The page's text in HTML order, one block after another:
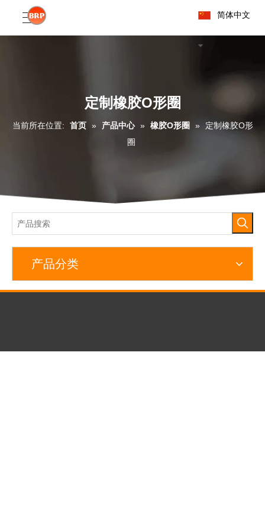
简体中文
定制橡胶O形圈
当前所在位置: 首页 » 产品中心 » 橡胶O形圈 »
定制橡胶O形
圈
产品分类